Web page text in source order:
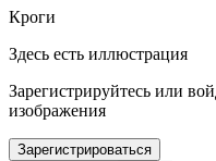
Кроги
Здесь есть иллюстрация
Зарегистрируйтесь или
изображения
Зарегистрироваться